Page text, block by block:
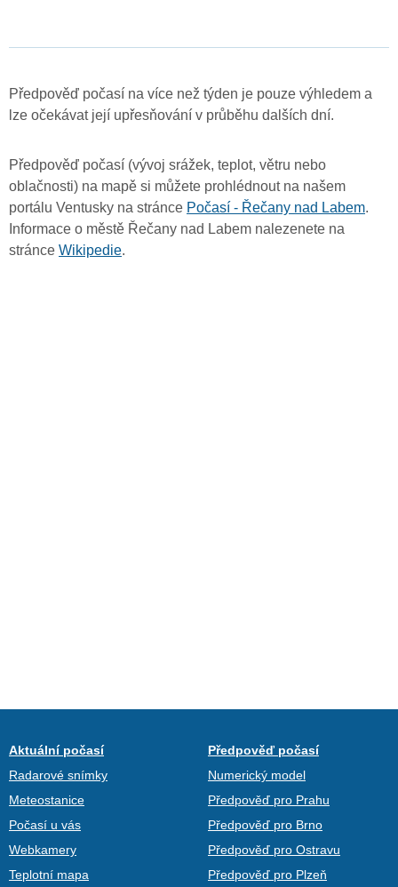
Předpověď počasí na více než týden je pouze výhledem a
lze očekávat její upřesňování v průběhu dalších dní.
Předpověď počasí (vývoj srážek, teplot, větru nebo
oblačnosti) na mapě si můžete prohlédnout na našem
portálu Ventusky na stránce Počasí - Řečany nad Labem.
Informace o městě Řečany nad Labem nalezenete na
stránce Wikipedie.
Aktuální počasí
Radarové snímky
Meteostanice
Počasí u vás
Webkamery
Teplotní mapa
Předpověď počasí
Numerický model
Předpověď pro Prahu
Předpověď pro Brno
Předpověď pro Ostravu
Předpověď pro Plzeň